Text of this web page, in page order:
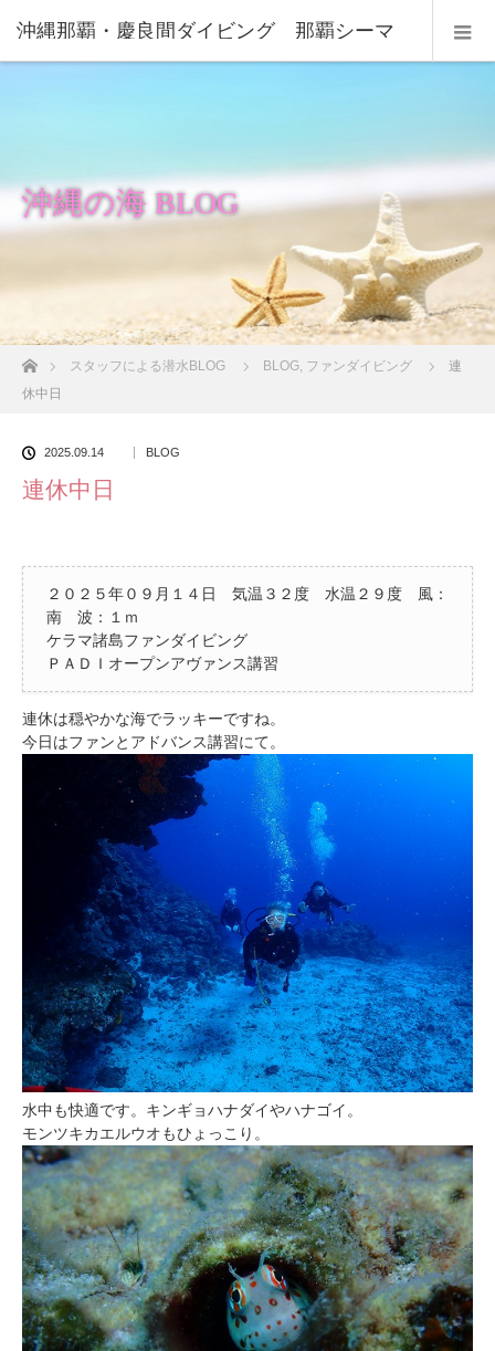
沖縄那覇・慶良間ダイビング 那覇シーマ
沖縄の海 BLOG
ホームスタッフによる潜水BLOG BLOG, ファンダイビング
連
休中日
2025.09.14 BLOG
連休中日
２０２５年０９月１４日 気温３２度 水温２９度 風：
南 波：１ｍ
ケラマ諸島ファンダイビング
ＰＡＤＩオープンアヴァンス講習
連休は穏やかな海でラッキーですね。
今日はファンとアドバンス講習にて。
水中も快適です。キンギョハナダイやハナゴイ。
モンツキカエルウオもひょっこり。